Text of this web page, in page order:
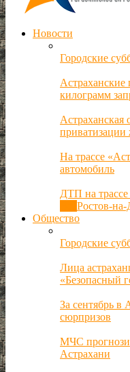
Новости
Городские
Астраханские
килограмм
Астраханская
приватизации
На трассе
автомобиль
ДТП на
Ростов-
Общество
Городские
Лица
«Безопасный
За сентябрь в
сюрпризов
МЧС
Астрахани